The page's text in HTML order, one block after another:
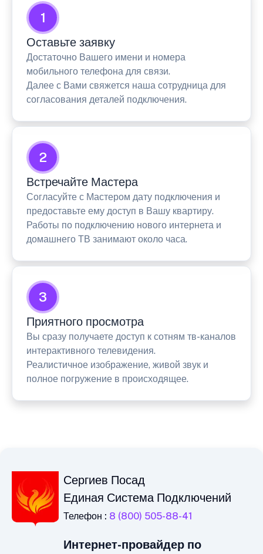
1
Оставьте заявку
Достаточно Вашего имени и номера
мобильного телефона для связи.
Далее с Вами свяжется наша сотрудница для
согласования деталей подключения.
2
Встречайте Мастера
Согласуйте с Мастером дату подключения и
предоставьте ему доступ в Вашу квартиру.
Работы по подключению нового интернета и
домашнего ТВ занимают около часа.
3
Приятного просмотра
Вы сразу получаете доступ к сотням тв-каналов
интерактивного телевидения.
Реалистичное изображение, живой звук и
полное погружение в происходящее.
Сергиев Посад
Единая Система Подключений
Телефон : 8 (800) 505-88-41
Интернет-провайдер по